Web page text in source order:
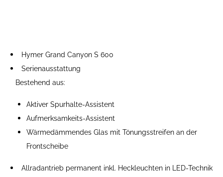
Hymer Grand Canyon S 600
Serienausstattung
Bestehend aus:
Aktiver Spurhalte-Assistent
Aufmerksamkeits-Assistent
Wärmedämmendes Glas mit Tönungsstreifen an der
Frontscheibe
Allradantrieb permanent inkl. Heckleuchten in LED-Technik